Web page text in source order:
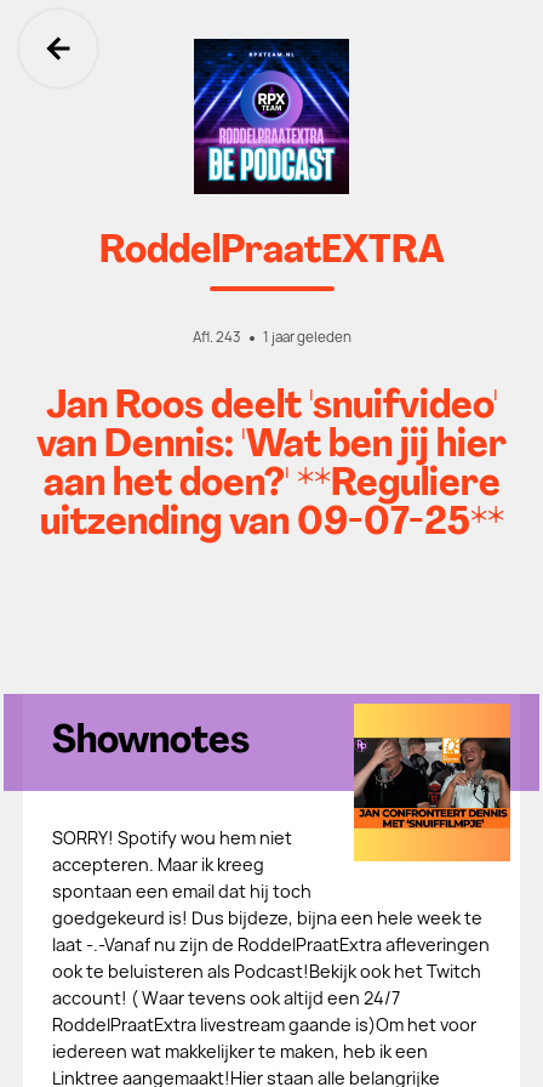
Ga terug
RoddelPraatEXTRA
Afl. 243 1 jaar geleden
Jan Roos deelt 'snuifvideo'
van Dennis: 'Wat ben jij hier
aan het doen?' **Reguliere
uitzending van 09-07-25**
Shownotes
SORRY! Spotify wou hem niet
accepteren. Maar ik kreeg
spontaan een email dat hij toch
goedgekeurd is! Dus bijdeze, bijna een hele week te
laat -.-Vanaf nu zijn de RoddelPraatExtra afleveringen
ook te beluisteren als Podcast!Bekijk ook het Twitch
account! ( Waar tevens ook altijd een 24/7
RoddelPraatExtra livestream gaande is)Om het voor
iedereen wat makkelijker te maken, heb ik een
Linktree aangemaakt!Hier staan alle belangrijke